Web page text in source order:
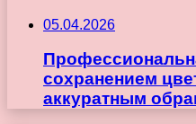
05.04.2026
сохранением
аккуратным